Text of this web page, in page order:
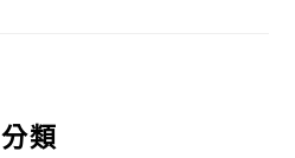
分類